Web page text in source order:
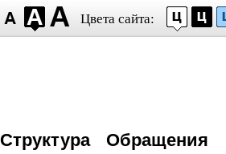
Цвета сайта:
Структура Обращения